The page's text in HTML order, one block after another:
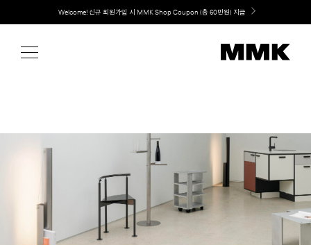
content
Welcome! 신규 회원가입 시 MMK Shop Coupon (총 60만원) 지급